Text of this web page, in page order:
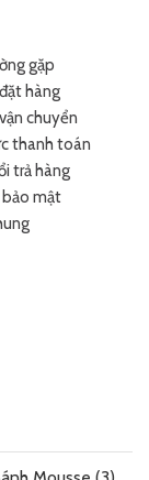
gặp
hàng
chuyển
thanh toán
trả hàng
mật